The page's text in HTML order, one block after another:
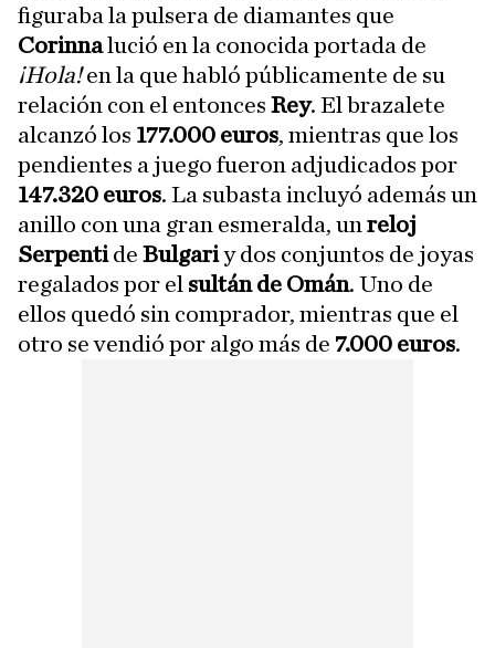
figuraba la pulsera de diamantes que
Corinnalució en la conocida portada de
¡Hola!en la que habló públicamente de su
relación con el entonces Rey. El brazalete
alcanzó los 177.000 euros, mientras que los
pendientes a juego fueron adjudicados por
147.320 euros. La subasta incluyó además un
anillo con una gran esmeralda, un reloj
Serpentide Bulgariy dos conjuntos de joyas
regalados por el sultán de Omán. Uno de
ellos quedó sin comprador, mientras que el
otro se vendió por algo más de 7.000 euros.